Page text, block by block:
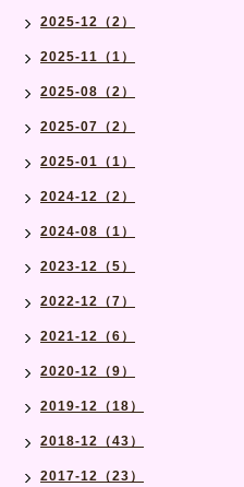
2025-12（2）
2025-11（1）
2025-08（2）
2025-07（2）
2025-01（1）
2024-12（2）
2024-08（1）
2023-12（5）
2022-12（7）
2021-12（6）
2020-12（9）
2019-12（18）
2018-12（43）
2017-12（23）